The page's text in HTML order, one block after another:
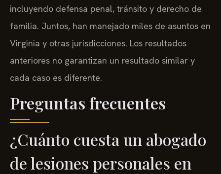
incluyendo defensa penal, tránsito y derecho de
familia. Juntos, han manejado miles de asuntos en
Virginia y otras jurisdicciones. Los resultados
anteriores no garantizan un resultado similar y
cada caso es diferente.
Preguntas frecuentes
¿Cuánto cuesta un abogado
de lesiones personales en